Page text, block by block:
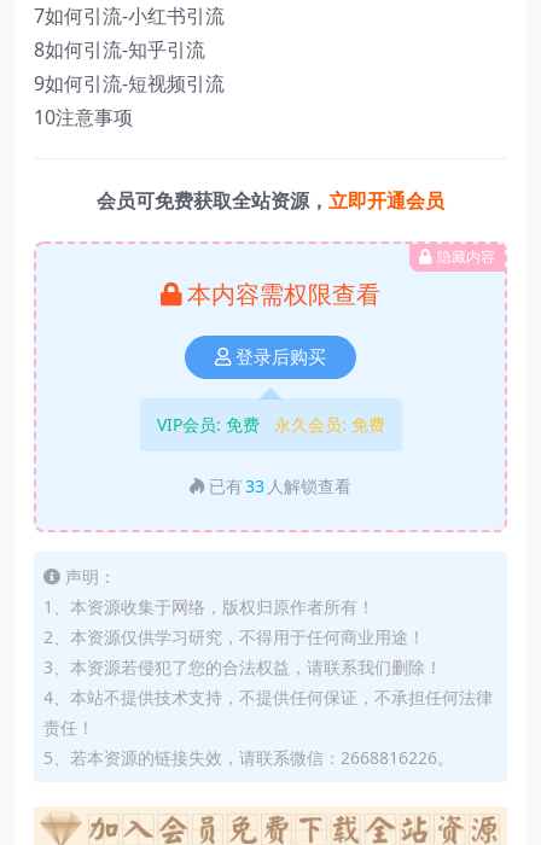
7如何引流-小红书引流
8如何引流-知乎引流
9如何引流-短视频引流
10注意事项
会员可免费获取全站资源， 立即开通会员
隐藏内容
本内容需权限查看
登录后购买
VIP会员: 免费 永久会员: 免费
已有33 人解锁查看
声明：
1、本资源收集于网络，版权归原作者所有！
2、本资源仅供学习研究，不得用于任何商业用途！
3、本资源若侵犯了您的合法权益，请联系我们删除！
4、本站不提供技术支持，不提供任何保证，不承担任何法律
责任！
5、若本资源的链接失效，请联系微信：2668816226。